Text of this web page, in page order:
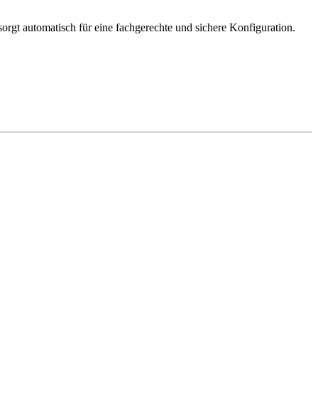
automatisch für eine fachgerechte und sichere Konfiguration.